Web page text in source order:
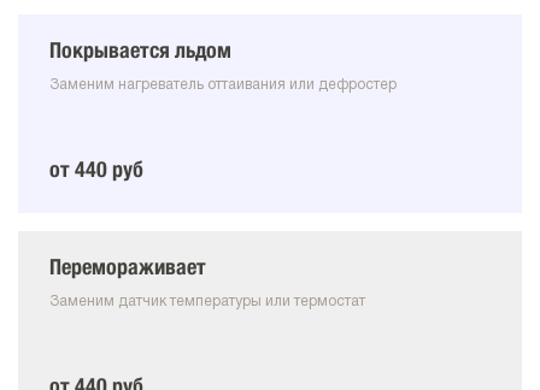
Покрывается льдом
Заменим нагреватель оттаивания или дефростер
от 440 руб
Перемораживает
Заменим датчик температуры или термостат